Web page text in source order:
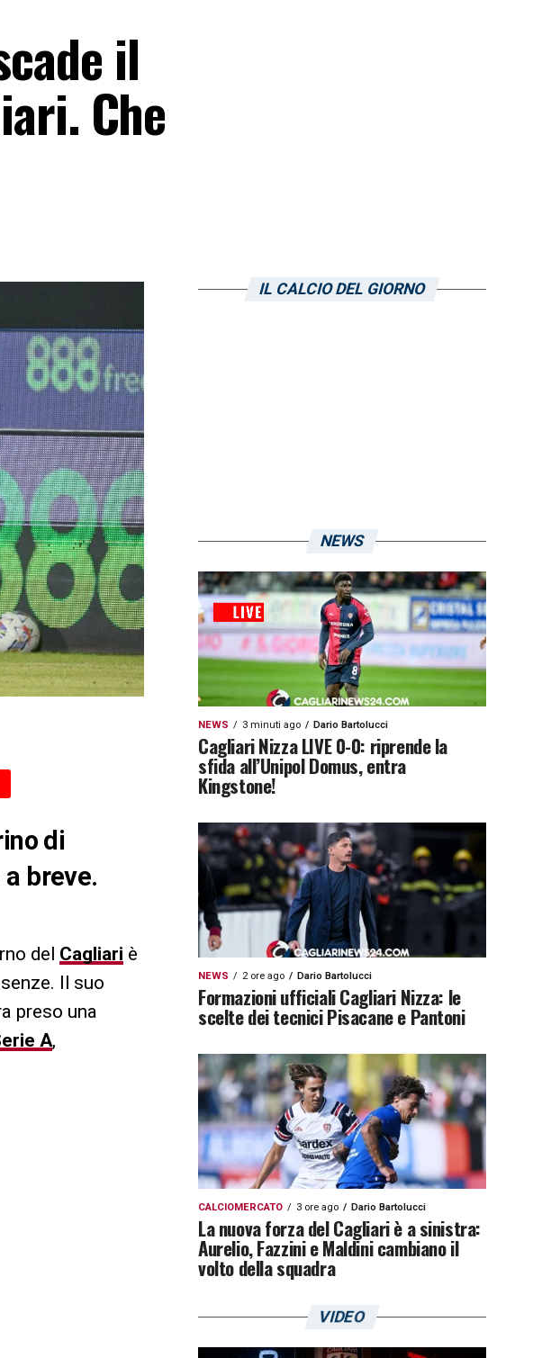
il
Che
di
breve.
del Cagliari è
Il suo
preso una
A,
IL CALCIO DEL GIORNO
NEWS
NEWS 3 minuti ago Dario Bartolucci
Cagliari Nizza LIVE 0-0: riprende la
sfida all’Unipol Domus, entra
Kingstone!
NEWS 2 ore ago Dario Bartolucci
Formazioni ufficiali Cagliari Nizza: le
scelte dei tecnici Pisacane e Pantoni
CALCIOMERCATO 3 ore ago Dario Bartolucci
La nuova forza del Cagliari è a sinistra:
Aurelio, Fazzini e Maldini cambiano il
volto della squadra
VIDEO